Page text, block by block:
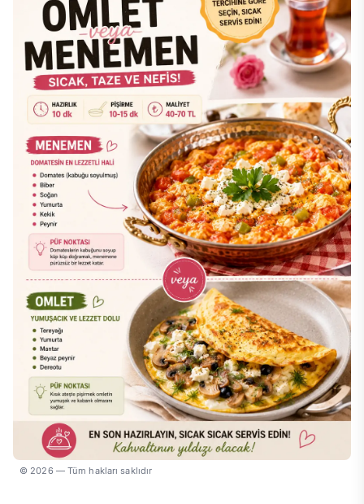
© 2026 — Tüm hakları saklıdır